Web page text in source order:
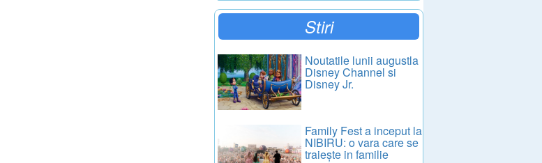
Stiri
Noutatile lunii augustla
Disney Channel si
Disney Jr.
Family Fest a inceput la
NIBIRU: o vara care se
traiește in familie